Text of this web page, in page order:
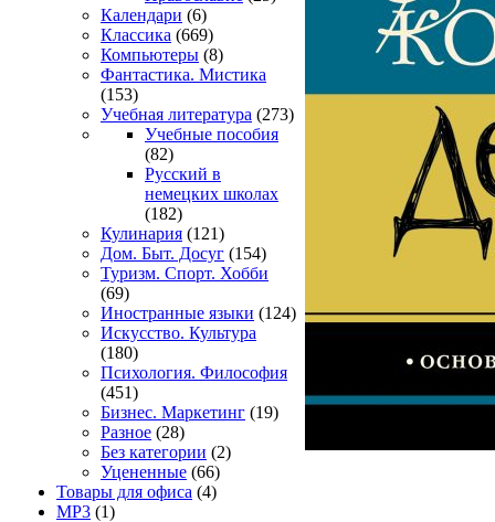
Календари (6)
Классика (669)
Компьютеры (8)
Фантастика. Мистика
(153)
Учебная литература (273)
Учебные пособия
(82)
Русский в
немецких школах
(182)
Кулинария (121)
Дом. Быт. Досуг (154)
Туризм. Спорт. Хобби
(69)
Иностранные языки (124)
Искусство. Культура
(180)
Психология. Философия
(451)
Бизнес. Маркетинг (19)
Разное (28)
Без категории (2)
Уцененные (66)
Товары для офиса (4)
MP3 (1)